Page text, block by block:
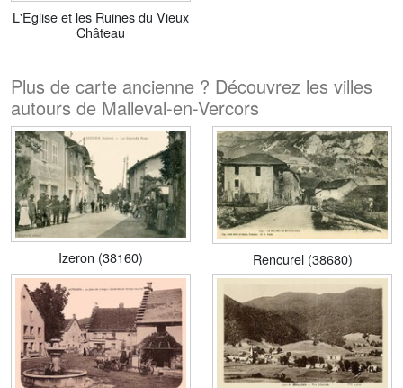
L'Eglise et les Ruines du Vieux
Château
Plus de carte ancienne ? Découvrez les villes
autours de Malleval-en-Vercors
Izeron (38160) Rencurel (38680)